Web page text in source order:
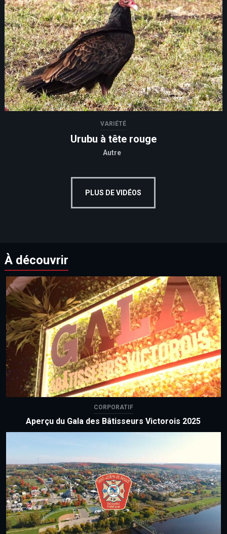
VARIÉTÉ
Urubu à tête rouge
Autre
PLUS DE VIDÉOS
À découvrir
CORPORATIF
Aperçu du Gala des Bâtisseurs Victorois 2025